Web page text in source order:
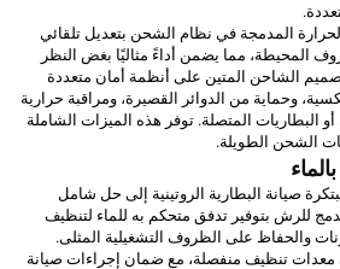
المدمجة في نظام الشحن بتعديل تلقائي
المحيطة، مما يضمن أداءً مثاليًا بغض النظر
الشاحن المتين على أنظمة أمان متعددة
وحماية من الدوائر القصيرة، ومراقبة حرارية
البطاريات المتصلة. توفر هذه الميزات الشاملة
الشحن الطويلة.
صيانة البطارية الروتينية إلى حل شامل
للرش بتوفير تدفق متحكم به للماء لتنظيف
والحفاظ على الظروف التشغيلية المثلى.
معدات تنظيف منفصلة، مع ضمان إجراءات صيانة